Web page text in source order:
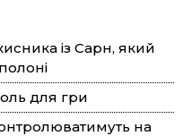
із Сарн, який
для гри
на